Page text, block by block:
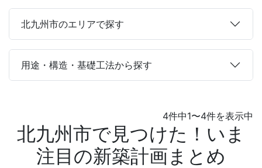
北九州市のエリアで探す
用途・構造・基礎工法から探す
4件中1〜4件を表示中
北九州市で見つけた！いま
注目の新築計画まとめ